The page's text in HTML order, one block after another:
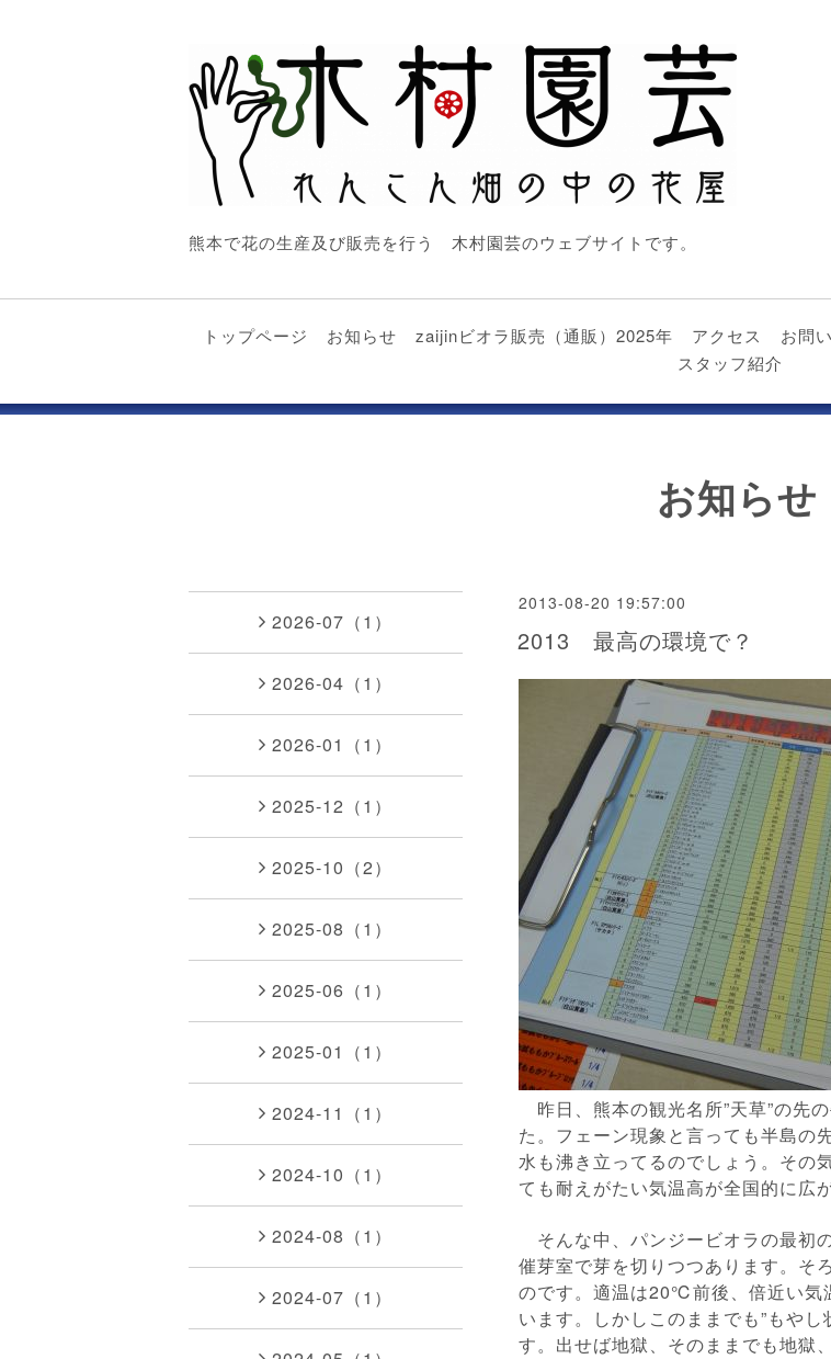
熊本で花の生産及び販売を行う 木村園芸のウェブサイトです。
トップページ お知らせ zaijinビオラ販売（通販）2025年 アクセス お問
スタッフ紹介
お知らせ
2013-08-20 19:57:00
2013 最高の環境で？
昨日、熊本の観光名所”天草”の先
た。フェーン現象と言っても半島の
水も沸き立ってるのでしょう。そ
ても耐えがたい気温高が全国的に広
そんな中、パンジービオラの最初
催芽室で芽を切りつつあります。そ
のです。適温は20℃前後、倍近い気
います。しかしこのままでも”もや
す。出せば地獄、そのままでも地獄
2026-07（1）
2026-04（1）
2026-01（1）
2025-12（1）
2025-10（2）
2025-08（1）
2025-06（1）
2025-01（1）
2024-11（1）
2024-10（1）
2024-08（1）
2024-07（1）